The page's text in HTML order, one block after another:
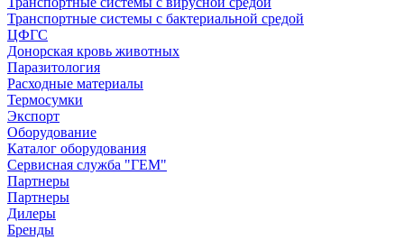
Транспортные системы с бактериальной средой
ЦФГС
Донорская кровь животных
Паразитология
Расходные материалы
Термосумки
Экспорт
Оборудование
Каталог оборудования
Сервисная служба "ГЕМ"
Партнеры
Партнеры
Дилеры
Бренды